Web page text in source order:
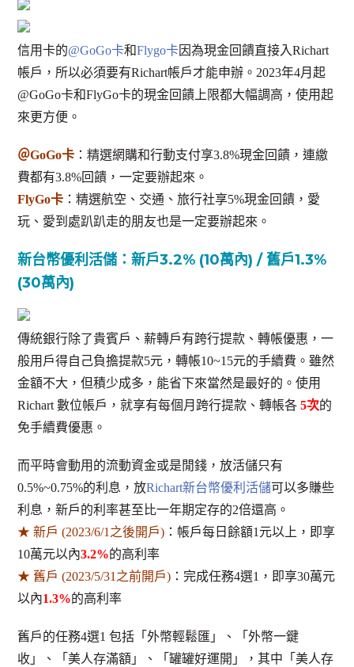
信用卡的@GoGo卡和Flygo卡因為現金回饋直接入Richart
帳戶，所以必須要有Richart帳戶才能申辦。2023年4月起
@GoGo卡和FlyGo卡的現金回饋上限都大幅調高，使用起
來更方便。
＠GoGo卡 ：精選網購和行動支付享3.8%現金回饋，連繳
費都有3.8%回饋，一定要辦起來。
FlyGo卡 ：精選航空、交通、旅行社享5%現金回饋，愛
玩、愛到處趴趴走的朋友也是一定要辦起來。
新台幣優利活儲：新戶3.2% (10萬內) / 舊戶1.3%
(30萬內)
傳統銀行除了貴賓戶、薪轉戶有跨行提款、轉帳優惠，一
般用戶得自己負擔提款5元，轉帳10~15元的手續費。雖然
金額不大，但積少成多，能省下來當然是最好的。使用
Richart 數位帳戶，就享有每個月跨行提款、轉帳各5次的
免手續費優惠。
而平時會動用的流動資金或是閒錢，放活儲只有
0.5%~0.75%的利息，放Richart新台幣優利活儲可以多賺些
利息，新戶的利率甚至比一年期定存的2倍還高。
★ 新戶 (2023/6/1之後開戶) ：帳戶每日餘額1元以上，即享
10萬元以內3.2%的高利率
★ 舊戶 (2023/5/31之前開戶) ：完成任務4選1，即享30萬元
以內1.3%的高利率
舊戶的任務4選1 包括「外幣輕鬆匯」、「外幣一鍵
收」、「美人存滿額」、「罐罐好運開」，其中「美人存